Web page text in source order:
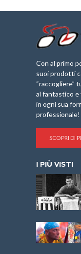
Con al primo
suoi prodotti
“raccogliere”
al fantastico e
in ogni sua
professionale!
SCOPRI DI
I PIÙ VISTI